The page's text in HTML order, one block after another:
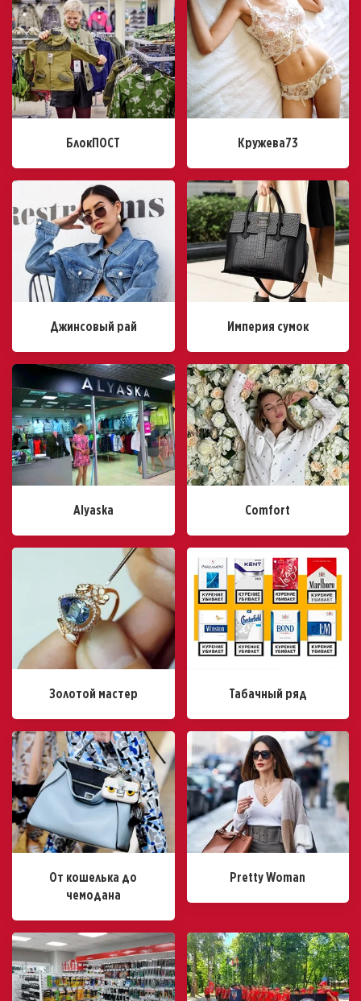
БлокПОСТ Кружева73
Джинсовый рай Империя сумок
Alyaska Comfort
Золотой мастер Табачный ряд
От кошелька до
чемодана
Pretty Woman